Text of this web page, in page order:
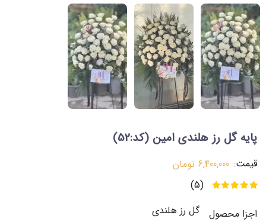
پایه گل رز هلندی امین (کد:52)
قیمت: 6,400,000 تومان
(5)
اجزا محصول
گل رز هلندی